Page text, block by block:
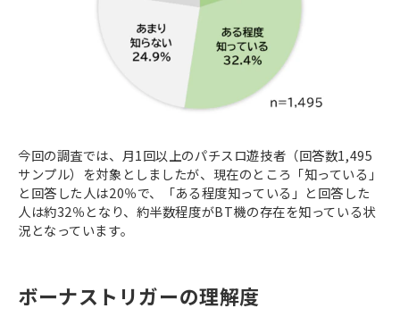
今回の調査では、月1回以上のパチスロ遊技者（回答数1,495
サンプル）を対象としましたが、現在のところ「知っている」
と回答した人は20％で、「ある程度知っている」と回答した
人は約32％となり、約半数程度がBT機の存在を知っている状
況となっています。
ボーナストリガーの理解度